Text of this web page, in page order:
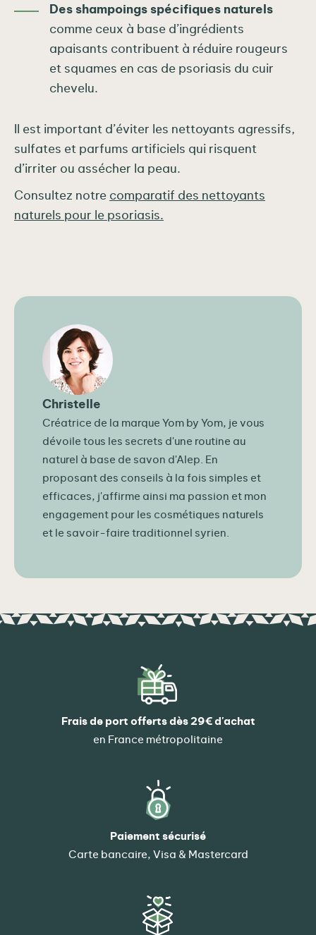
Des shampoings spécifiques naturels
comme ceux à base d’ingrédients
apaisants contribuent à réduire rougeurs
et squames en cas de psoriasis du cuir
chevelu.
Il est important d’éviter les nettoyants agressifs,
sulfates et parfums artificiels qui risquent
d’irriter ou assécher la peau.
Consultez notre comparatif des nettoyants
naturels pour le psoriasis.
Christelle
Créatrice de la marque Yom by Yom, je vous
dévoile tous les secrets d'une routine au
naturel à base de savon d'Alep. En
proposant des conseils à la fois simples et
efficaces, j'affirme ainsi ma passion et mon
engagement pour les cosmétiques naturels
et le savoir-faire traditionnel syrien.
Frais de port offerts dès 29€ d'achat
en France métropolitaine
Paiement sécurisé
Carte bancaire, Visa & Mastercard